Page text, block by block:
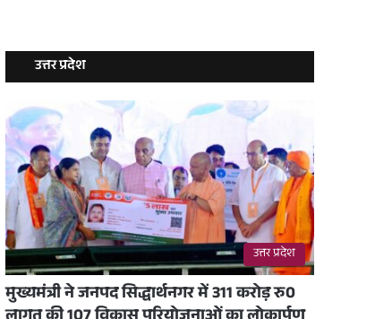
उत्तर प्रदेश
उत्तर प्रदेश
मुख्यमंत्री ने जनपद सिद्धार्थनगर में 311 करोड़ रु0